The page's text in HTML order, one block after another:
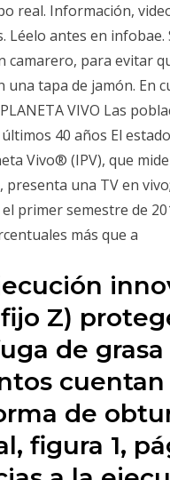
real. Información,
antes en infobae.
camarero, para evitar
tapa de jamón. En
VIVO Las
40 años El
Vivo® (IPV), que
una TV en
primer semestre de
más que a
Z)
de
de
figura 1,